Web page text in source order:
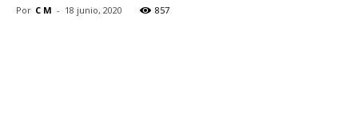
Por C M - 18 junio, 2020 857